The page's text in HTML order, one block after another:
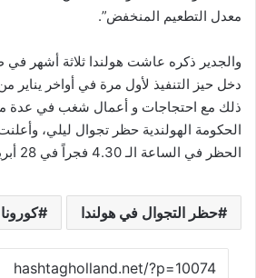
معدل التطعيم المنخفض”.
والجدير ذكره عاشت هولندا ثلاثة أشهر
دخل حيز التنفيذ لأول مرة في أواخر يناير
ذلك مع احتجاجات و أعمال شغب في عدة
الحكومة الهولندية حظر تجوال ليلي،
الحظر في الساعة الـ 4.30 فجراً في 28 أبريل.
حظر التجوال في هولندا